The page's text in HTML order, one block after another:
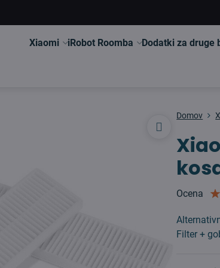
Xiaomi iRobot Roomba Dodatki za druge
Domov
Ocena
Filter +